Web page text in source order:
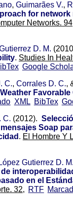
, Guimarães V.,
for
Networks.
D. M.
. Studies In
Google
C., Corrales D. C.,
XML BibTex
C. (2012).
Soap
. El Hombre Y
López Gutierrez D. M.
en el
32, RTF